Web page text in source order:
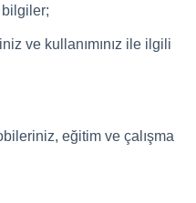
bilgiler;
ve kullanımınız ile ilgili
eğitim ve çalışma